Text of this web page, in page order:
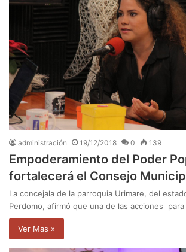
administración 19/12/2018 0 139
Empoderamiento del Poder
fortalecerá el Consejo
La concejala de la parroquia Urimare, del
Perdomo, afirmó que una de las acciones
Ver Mas »